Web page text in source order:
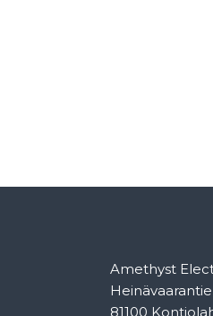
Amethyst
81100